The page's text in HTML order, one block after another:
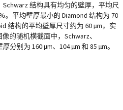
结构具有均匀的壁厚，平均尺
。平均壁厚最小的 Diamond 结构为 70
结构的平均壁厚尺寸约为 60 µm，实
的随机横截面中，Schwarz、
分别为 160 µm、104 µm 和 85 µm。